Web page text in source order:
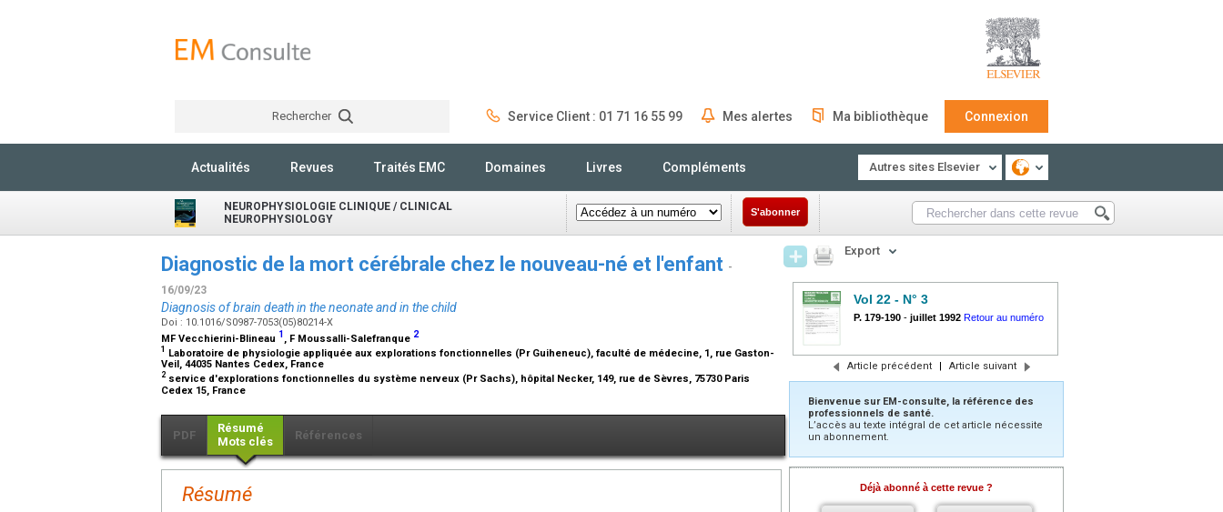
Rechercher Service Client : 01 71 16 55 99 Mes alertes Ma bibliothèque Connexion
Actualités Revues Traités EMC Domaines Livres Compléments Autres sites Elsevier
NEUROPHYSIOLOGIE CLINIQUE / CLINICAL
NEUROPHYSIOLOGY
S'abonner
Diagnostic de la mort cérébrale chez le nouveau-né et l'enfant -
16/09/23
Diagnosis of brain death in the neonate and in the child
Doi : 10.1016/S0987-7053(05)80214-X
MF Vecchierini-Blineau 1 , F Moussalli-Salefranque 2
1 Laboratoire de physiologie appliquée aux explorations fonctionnelles (Pr Guiheneuc), faculté de médecine, 1, rue Gaston-
Veil, 44035 Nantes Cedex, France
2 service d'explorations fonctionnelles du système nerveux (Pr Sachs), hôpital Necker, 149, rue de Sèvres, 75730 Paris
Cedex 15, France
PDF
Résumé
Mots clés
Références
Résumé
Export
Vol 22 - N° 3
P. 179-190 - juillet 1992 Retour au numéro
Article précédent | Article suivant
Bienvenue sur EM-consulte, la référence des
professionnels de santé.
L’accès au texte intégral de cet article nécessite
un abonnement.
Déjà abonné à cette revue ?